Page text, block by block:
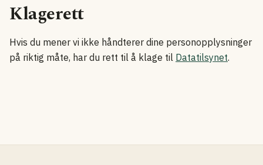
Klagerett
Hvis du mener vi ikke håndterer dine personopplysninger
på riktig måte, har du rett til å klage til Datatilsynet.